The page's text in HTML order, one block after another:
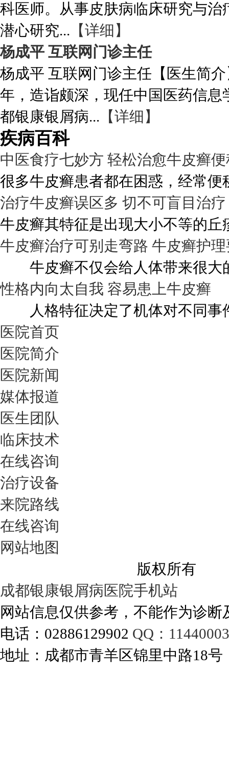
科医师。从事皮肤病临床研究与
潜心研究... 【详细】
杨成平 互联网门诊主任
杨成平 互联网门诊主任【医生简
年，造诣颇深，现任中国医药信
都银康银屑病... 【详细】
疾病百科
中医食疗七妙方 轻松治愈牛皮癣
很多牛皮癣患者都在困惑，经常便
治疗牛皮癣误区多 切不可盲目治疗
牛皮癣其特征是出现大小不等的丘
牛皮癣治疗可别走弯路 牛皮癣护
牛皮癣不仅会给人体带来很大
性格内向太自我 容易患上牛皮癣
人格特征决定了机体对不同事
医院首页
医院简介
医院新闻
媒体报道
医生团队
临床技术
在线咨询
治疗设备
来院路线
在线咨询
网站地图
版权所有
成都银康银屑病医院手机站
网站信息仅供参考，不能作为诊
电话：02886129902 QQ：
地址：成都市青羊区锦里中路18